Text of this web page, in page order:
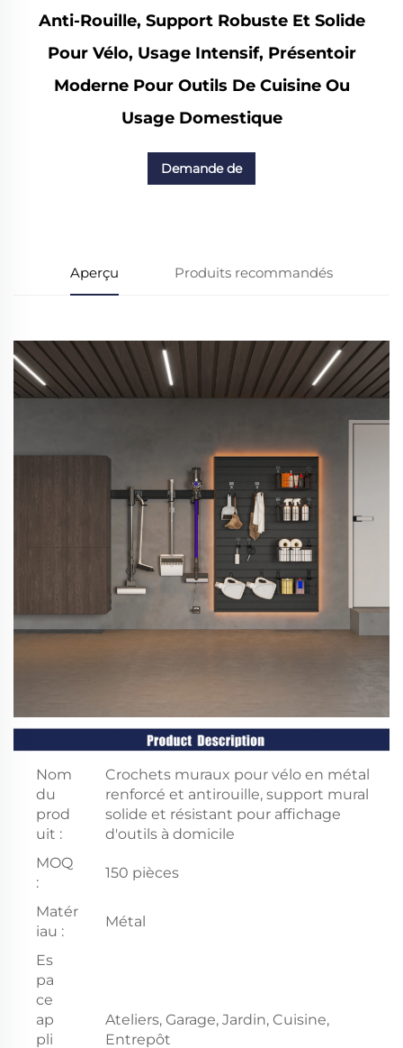
Anti-Rouille, Support Robuste Et Solide
Pour Vélo, Usage Intensif, Présentoir
Moderne Pour Outils De Cuisine Ou
Usage Domestique
Demande de
Aperçu Produits recommandés
Nom
du
prod
uit :
Crochets muraux pour vélo en métal
renforcé et antirouille, support mural
solide et résistant pour affichage
d'outils à domicile
MOQ
:
150 pièces
Matér
iau :
Métal
Es
pa
ce
ap
pli
Ateliers, Garage, Jardin, Cuisine,
Entrepôt